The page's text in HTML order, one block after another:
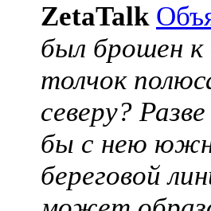
ZetaTalk
был брошен к
толчок
северу?
бы с нею
береговой